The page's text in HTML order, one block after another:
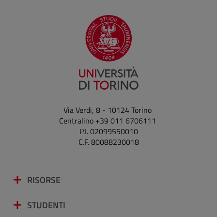
Via Verdi, 8 - 10124 Torino
Centralino +39 011 6706111
P.I. 02099550010
C.F. 80088230018
RISORSE
STUDENTI